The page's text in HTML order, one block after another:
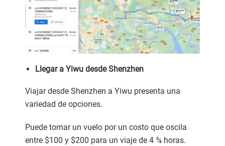
Llegar a Yiwu desde Shenzhen
Viajar desde Shenzhen a Yiwu presenta una
variedad de opciones.
Puede tomar un vuelo por un costo que oscila
entre $100 y $200 para un viaje de 4 ¾ horas.